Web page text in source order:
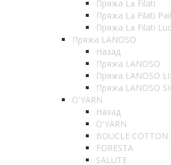
Пряжа La Filati
Пряжа La Filati
Пряжа La Filati
Пряжа LANOSO
Назад
Пряжа LANOSO
Пряжа LANOSO
Пряжа LANOSO
O'YARN
Назад
O'YARN
BOUCLE COTTON
FORESTA
SALUTE